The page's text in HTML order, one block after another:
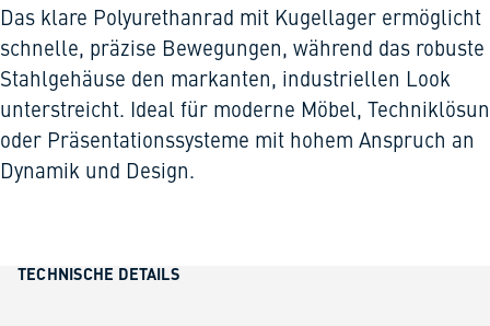
Das klare Polyurethanrad mit Kugellager ermöglicht
schnelle, präzise Bewegungen, während das robuste
Stahlgehäuse den markanten, industriellen Look
unterstreicht. Ideal für moderne Möbel,
oder Präsentationssysteme mit hohem Anspruch an
Dynamik und Design.
TECHNISCHE DETAILS